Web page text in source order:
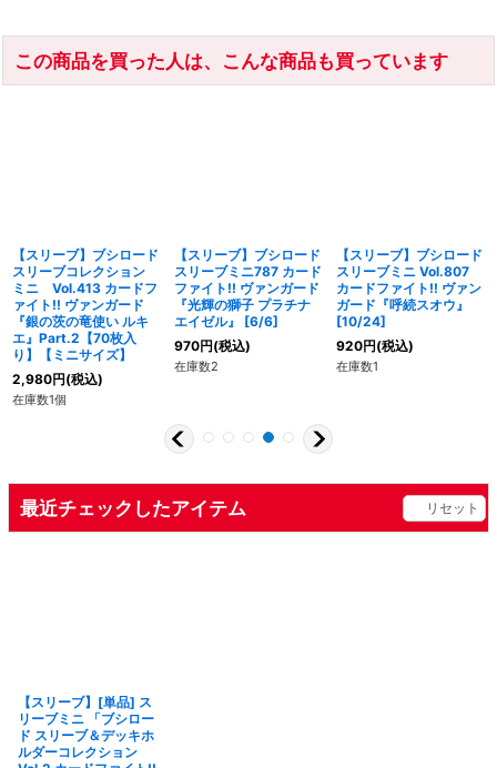
この商品を買った人は、こんな商品も買っています
【スリーブ】ブシロード
スリーブコレクション
ミニ Vol.413 カードフ
ァイト!! ヴァンガード
『銀の茨の竜使い ルキ
エ』Part.2【70枚入
り】【ミニサイズ】
2,980円(税込)
在庫数1個
【スリーブ】ブシロード
スリーブミニ787 カード
ファイト!! ヴァンガード
『光輝の獅子 プラチナ
エイゼル』 [6/6]
970円(税込)
在庫数2
【スリーブ】ブシロード
スリーブミニ Vol.807
カードファイト!! ヴァン
ガード『呼続スオウ』
[10/24]
920円(税込)
在庫数1
最近チェックしたアイテム リセット
【スリーブ】[単品] ス
リーブミニ 「ブシロー
ド スリーブ＆デッキホ
ルダーコレクション